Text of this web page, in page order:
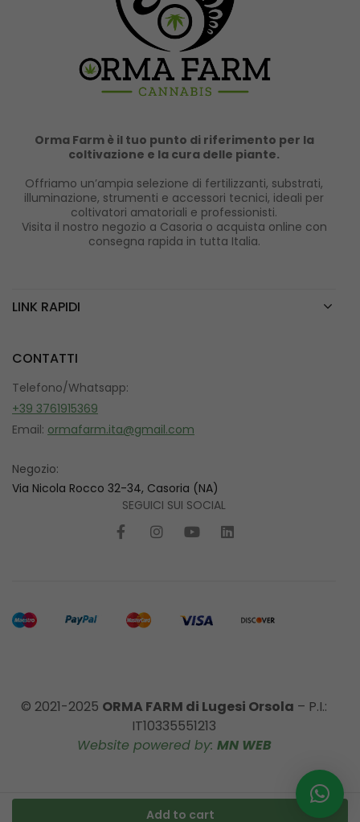
Add to cart
Orma Farm è il tuo punto di riferimento per la
coltivazione e la cura delle piante.
Offriamo un’ampia selezione di fertilizzanti, substrati,
illuminazione, strumenti e accessori tecnici, ideali per
coltivatori amatoriali e professionisti.
Visita il nostro negozio a Casoria o acquista online con
consegna rapida in tutta Italia.
LINK RAPIDI
CONTATTI
Telefono/Whatsapp:
+39 3761915369
Email: ormafarm.ita@gmail.com
Negozio:
Via Nicola Rocco 32-34, Casoria (NA)
SEGUICI SUI SOCIAL
© 2021-2025 ORMA FARM di Lugesi Orsola – P.I.:
IT10335551213
Website powered by: MN WEB